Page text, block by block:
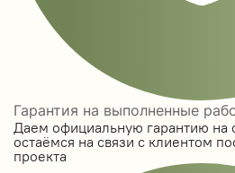
Гарантия на выполненные
Даем официальную гарантию на
остаёмся на связи с клиентом
проекта